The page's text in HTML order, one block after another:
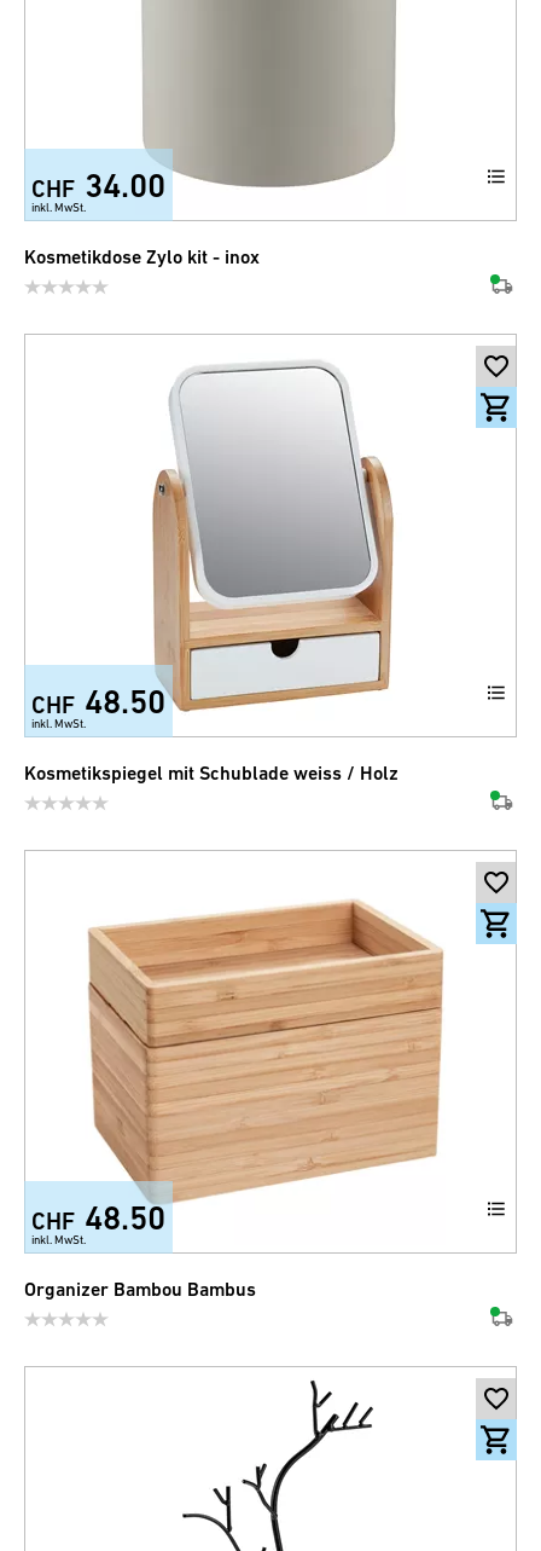
CHF 34.00
inkl. MwSt.
Kosmetikdose Zylo kit - inox
CHF 48.50
inkl. MwSt.
Kosmetikspiegel mit Schublade weiss / Holz
CHF 48.50
inkl. MwSt.
Organizer Bambou Bambus